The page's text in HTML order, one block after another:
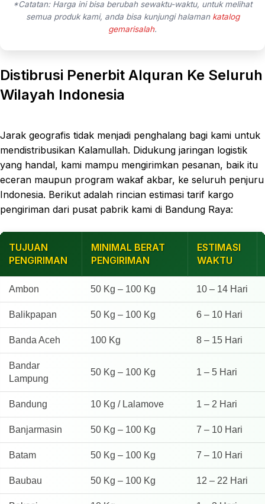
*Catatan: Harga ini bisa berubah sewaktu-waktu, untuk melihat
semua produk kami, anda bisa kunjungi halaman katalog
gemarisalah.
Distibrusi Penerbit Alquran Ke Seluruh
Wilayah Indonesia
Jarak geografis tidak menjadi penghalang bagi kami untuk
mendistribusikan Kalamullah. Didukung jaringan logistik
yang handal, kami mampu mengirimkan pesanan, baik itu
eceran maupun program wakaf akbar, ke seluruh penjuru
Indonesia. Berikut adalah rincian estimasi tarif kargo
pengiriman dari pusat pabrik kami di Bandung Raya:
TUJUAN
PENGIRIMAN
MINIMAL BERAT
PENGIRIMAN
ESTIMASI
WAKTU
Ambon 50 Kg – 100 Kg 10 – 14 Hari
Balikpapan 50 Kg – 100 Kg 6 – 10 Hari
Banda Aceh 100 Kg 8 – 15 Hari
Bandar
Lampung
50 Kg – 100 Kg 1 – 5 Hari
Bandung 10 Kg / Lalamove 1 – 2 Hari
Banjarmasin 50 Kg – 100 Kg 7 – 10 Hari
Batam 50 Kg – 100 Kg 7 – 10 Hari
Baubau 50 Kg – 100 Kg 12 – 22 Hari